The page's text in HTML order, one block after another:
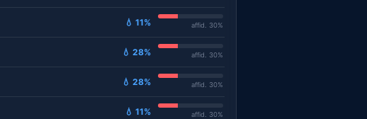
💧 11% affid. 30%
💧 28% affid. 30%
💧 28% affid. 30%
💧 11% affid. 30%